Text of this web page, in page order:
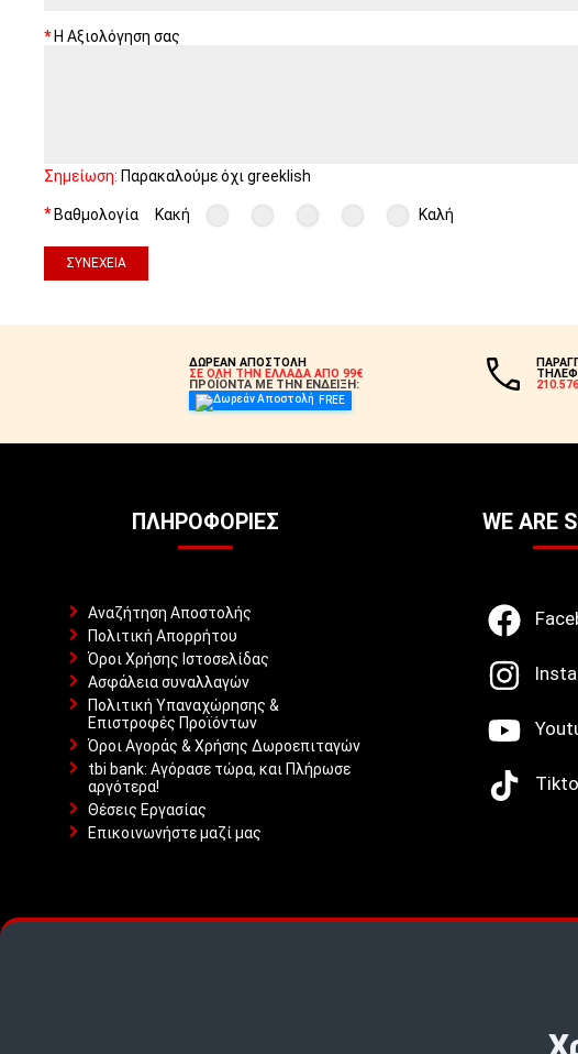
Η Αξιολόγηση σας
Σημείωση: Παρακαλούμε όχι greeklish
Βαθμολογία Κακή Καλή
ΣΥΝΈΧΕΙΑ
ΔΩΡΕΑΝ ΑΠΟΣΤΟΛΗ
ΣΕ ΟΛΗ ΤΗΝ ΕΛΛΑΔΑ ΑΠΟ 99€
ΠΡΟΪΟΝΤΑ ΜΕ ΤΗΝ ΕΝΔΕΙΞΗ:
FREE
ΠΛΗΡΟΦΟΡΊΕΣ
Αναζήτηση Αποστολής
Πολιτική Απορρήτου
Όροι Χρήσης Ιστοσελίδας
Ασφάλεια συναλλαγών
Πολιτική Υπαναχώρησης &
Επιστροφές Προϊόντων
Όροι Αγοράς & Χρήσης Δωροεπιταγών
tbi bank: Αγόρασε τώρα, και Πλήρωσε
αργότερα!
Θέσεις Εργασίας
Επικοινωνήστε μαζί μας
WE ARE